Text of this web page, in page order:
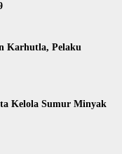
Karhutla, Pelaku
Kelola Sumur Minyak